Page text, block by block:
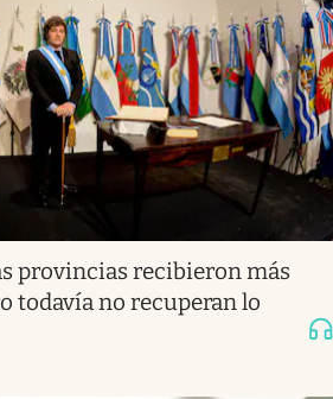
provincias recibieron más
todavía no recuperan lo